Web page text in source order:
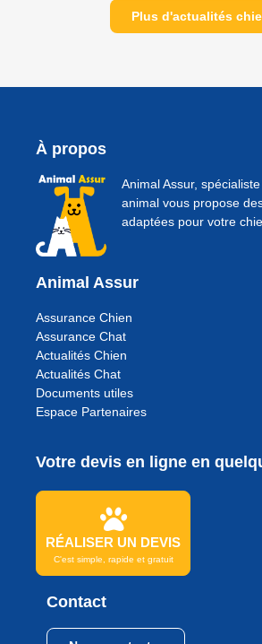
Plus d'actualités
À propos
Animal Assur,
animal vous propose
adaptées pour votre
Animal Assur
Assurance Chien
Assurance Chat
Actualités Chien
Actualités Chat
Documents utiles
Espace Partenaires
Votre devis en ligne en
RÉALISER UN DEVIS
C'est simple, rapide et gratuit
Contact